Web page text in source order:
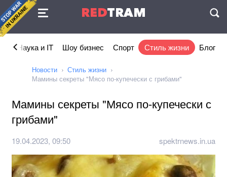
REDTRAM
Соглашение
Наука и IT Шоу бизнес Спорт Стиль жизни Блог
Новости
Стиль жизни
Мамины секреты "Мясо по-купечески с грибами"
Мамины секреты "Мясо по-купечески с
грибами"
19.04.2023, 09:50 spektrnews.in.ua